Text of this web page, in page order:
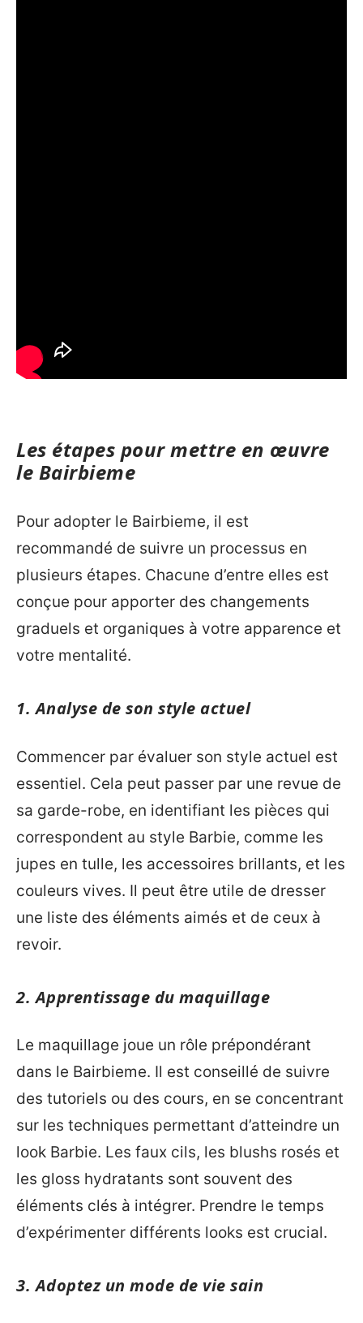
Les étapes pour mettre en œuvre
le Bairbieme
Pour adopter le Bairbieme, il est
recommandé de suivre un processus en
plusieurs étapes. Chacune d’entre elles est
conçue pour apporter des changements
graduels et organiques à votre apparence et
votre mentalité.
1. Analyse de son style actuel
Commencer par évaluer son style actuel est
essentiel. Cela peut passer par une revue de
sa garde-robe, en identifiant les pièces qui
correspondent au style Barbie, comme les
jupes en tulle, les accessoires brillants, et les
couleurs vives. Il peut être utile de dresser
une liste des éléments aimés et de ceux à
revoir.
2. Apprentissage du maquillage
Le maquillage joue un rôle prépondérant
dans le Bairbieme. Il est conseillé de suivre
des tutoriels ou des cours, en se concentrant
sur les techniques permettant d’atteindre un
look Barbie. Les faux cils, les blushs rosés et
les gloss hydratants sont souvent des
éléments clés à intégrer. Prendre le temps
d’expérimenter différents looks est crucial.
3. Adoptez un mode de vie sain